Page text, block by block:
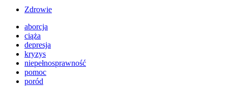
Zdrowie
aborcja
ciąża
depresja
kryzys
niepełnosprawność
pomoc
poród